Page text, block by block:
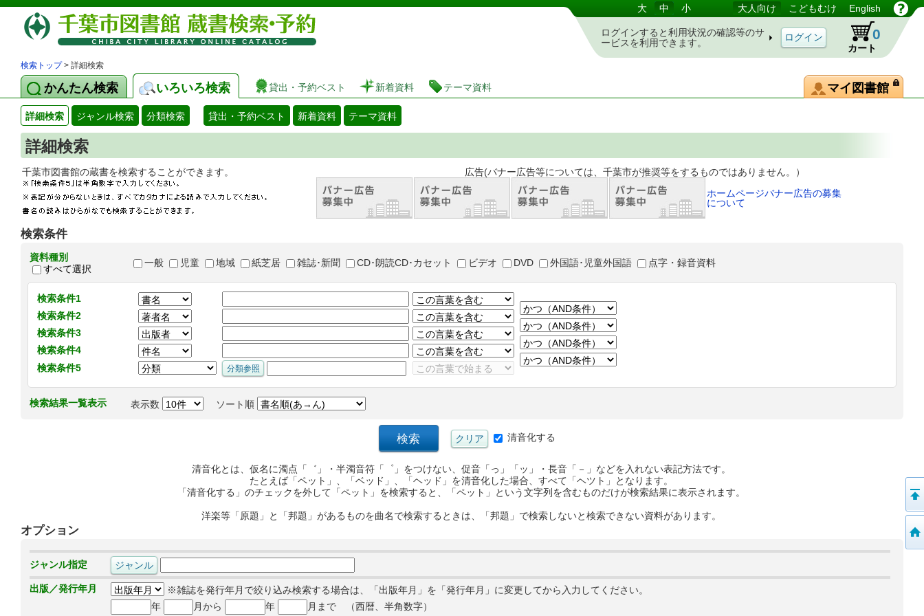
図書館 蔵書検索・予約システム 大 中 小 大人向け こどもむけ English
ログインすると利用状況の確認等のサ
ービスを利用できます。
カート
0
検索トップ> 詳細検索
かんたん検索 いろいろ検索 貸出・予約ベスト 新着資料 テーマ資料 マイ図書館
詳細検索 ジャンル検索 分類検索 貸出・予約ベスト 新着資料 テーマ資料
詳細検索
千葉市図書館の蔵書を検索することができます。 広告(バナー広告等については、千葉市が推奨等をするものではありません。）
ホームページバナー広告の募集
について
検索条件
資料種別
すべて選択
一般 児童 地域 紙芝居 雑誌･新聞 CD･朗読CD･カセット ビデオ DVD 外国語･児童外国語 点字・録音資料
検索条件1
検索条件2
検索条件3
検索条件4
検索条件5
検索結果一覧表示 表示数 ソート順
清音化する
清音化とは、仮名に濁点「゛」・半濁音符「゜」をつけない、促音「っ」「ッ」・長音「－」などを入れない表記方法です。
たとえば「ペット」、「ベッド」、「ヘッド」を清音化した場合、すべて「ヘツト」となります。
「清音化する」のチェックを外して「ペット」を検索すると、「ペット」という文字列を含むものだけが検索結果に表示されます。
洋楽等「原題」と「邦題」があるものを曲名で検索するときは、「邦題」で検索しないと検索できない資料があります。
オプション
ジャンル指定
出版／発行年月
※雑誌を発行年月で絞り込み検索する場合は、「出版年月」を「発行年月」に変更してから入力してください。
年
月から 年 月まで （西暦、半角数字）